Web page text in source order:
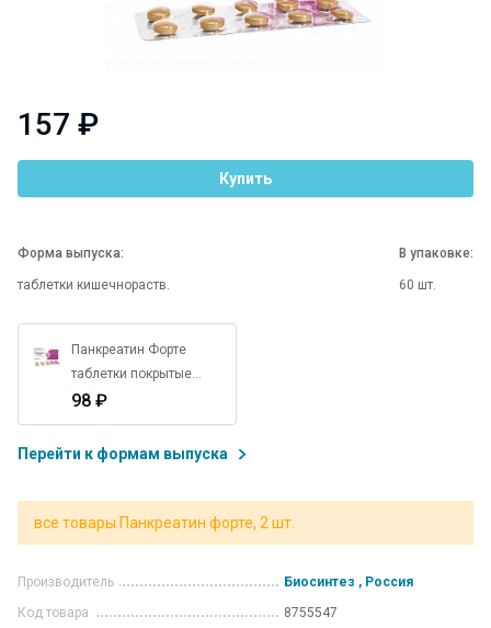
157 ₽
Купить
Форма выпуска:
таблетки кишечнораств.
В упаковке:
60 шт.
Панкреатин Форте
таблетки покрытые
кишечнорастворимой
оболочкой 20 шт.
98 ₽
Перейти к формам выпуска
все товары Панкреатин форте, 2 шт.
Производитель
Биосинтез , Россия
Код товара
8755547